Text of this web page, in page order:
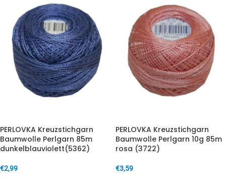
PERLOVKA Kreuzstichgarn
Baumwolle Perlgarn 85m
dunkelblauviolett(5362)
€2,99
PERLOVKA Kreuzstichgarn
Baumwolle Perlgarn 10g 85m
rosa (3722)
€3,59